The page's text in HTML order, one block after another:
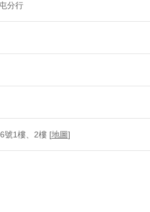
分行
號1樓、2樓 [地圖]